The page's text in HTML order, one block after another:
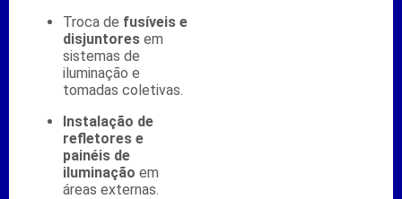
Troca de fusíveis e
disjuntores em
sistemas de
iluminação e
tomadas coletivas.
Instalação de
refletores e
painéis de
iluminação em
áreas externas.